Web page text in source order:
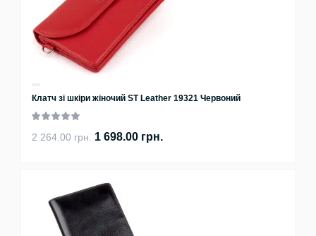
Клатч зі шкіри жіночий ST Leather 19321 Червоний
2 264.00 грн. 1 698.00 грн.